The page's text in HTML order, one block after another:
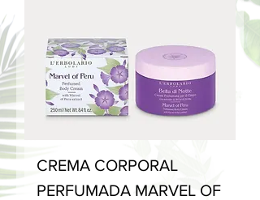
CREMA CORPORAL
PERFUMADA MARVEL OF